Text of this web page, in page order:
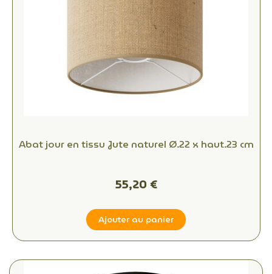
Abat jour en tissu Jute naturel Ø.22 x haut.23 cm
55,20 €
Ajouter au panier